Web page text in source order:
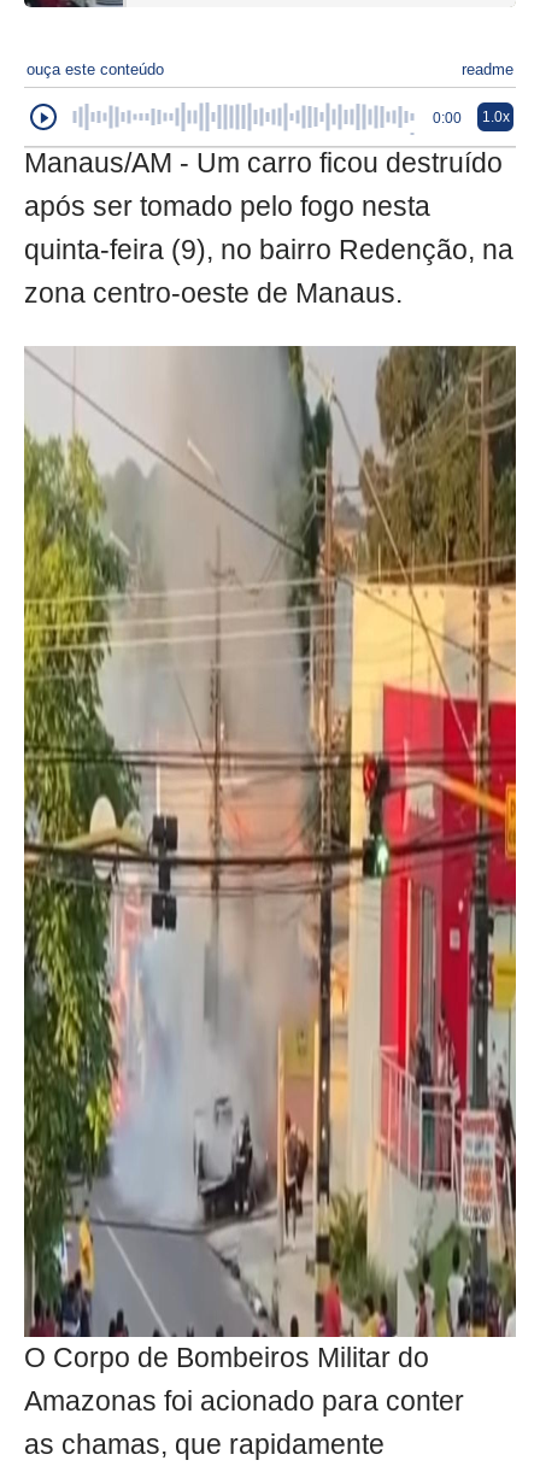
ouça este conteúdo readme
0:00 1.0x
Manaus/AM - Um carro ficou destruído
após ser tomado pelo fogo nesta
quinta-feira (9), no bairro Redenção, na
zona centro-oeste de Manaus.
O Corpo de Bombeiros Militar do
Amazonas foi acionado para conter
as chamas, que rapidamente